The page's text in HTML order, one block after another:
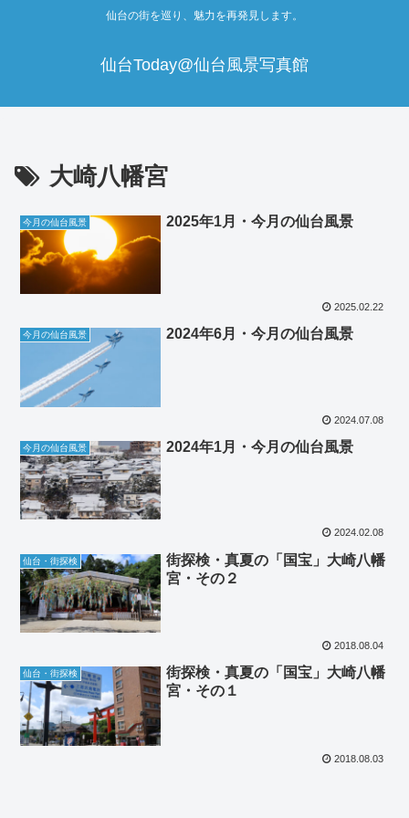
仙台の街を巡り、魅力を再発見します。
仙台Today@仙台風景写真館
大崎八幡宮
今月の仙台風景 2025年1月・今月の仙台風景
2025.02.22
今月の仙台風景 2024年6月・今月の仙台風景
2024.07.08
今月の仙台風景 2024年1月・今月の仙台風景
2024.02.08
仙台・街探検
街探検・真夏の「国宝」大崎八幡
宮・その２
2018.08.04
仙台・街探検
街探検・真夏の「国宝」大崎八幡
宮・その１
2018.08.03